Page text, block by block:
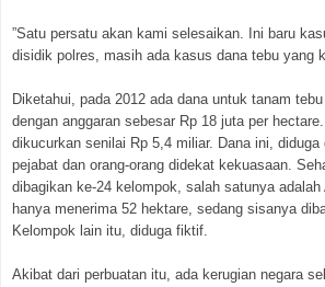
”Satu persatu akan kami selesaikan. Ini baru
disidik polres, masih ada kasus dana tebu yang
Diketahui, pada 2012 ada dana untuk tanam
dengan anggaran sebesar Rp 18 juta per
dikucurkan senilai Rp 5,4 miliar. Dana ini,
pejabat dan orang-orang didekat kekuasaan.
dibagikan ke-24 kelompok, salah satunya adalah
hanya menerima 52 hektare, sedang sisanya
Kelompok lain itu, diduga fiktif.
Akibat dari perbuatan itu, ada kerugian negara